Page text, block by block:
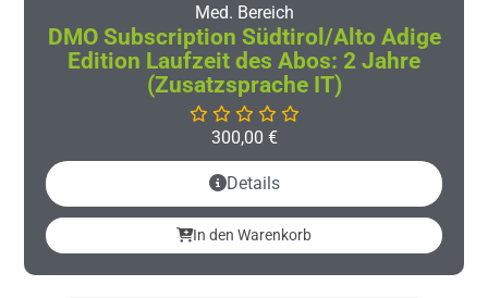
Med. Bereich
DMO Subscription Südtirol/Alto Adige
Edition Laufzeit des Abos: 2 Jahre
(Zusatzsprache IT)
300,00 €
Details
In den Warenkorb